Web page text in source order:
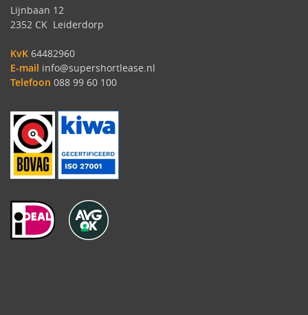
Lijnbaan 12
2352 CK Leiderdorp
KvK 64482960
E-mail info@supershortlease.nl
Telefoon 088 99 60 100